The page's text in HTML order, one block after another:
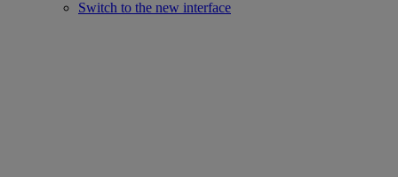
Switch to the new interface